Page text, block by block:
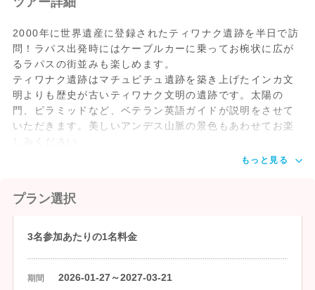
2000年に世界遺産に登録されたティワナク遺跡を半日で訪
問！ラパス出発時にはケーブルカーに乗ってお椀状に広が
るラパスの街並みも楽しめます。
ティワナク遺跡はマチュピチュ遺跡を築き上げたインカ文
明よりも歴史が古いティワナク文明の遺跡です。太陽の
門、ピラミッドなど、ベテラン英語ガイドが説明をさせて
いただきます。美しいアンデス山脈の景色もあわせてお楽
しみください。。
もっと見る
プラン選択
3名参加あたりの1名料金
期間 2026-01-27～2027-03-21